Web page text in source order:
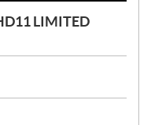
LIMITED